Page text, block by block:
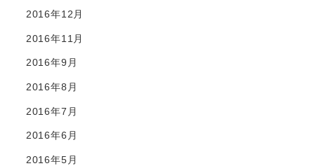
2016年12月
2016年11月
2016年9月
2016年8月
2016年7月
2016年6月
2016年5月